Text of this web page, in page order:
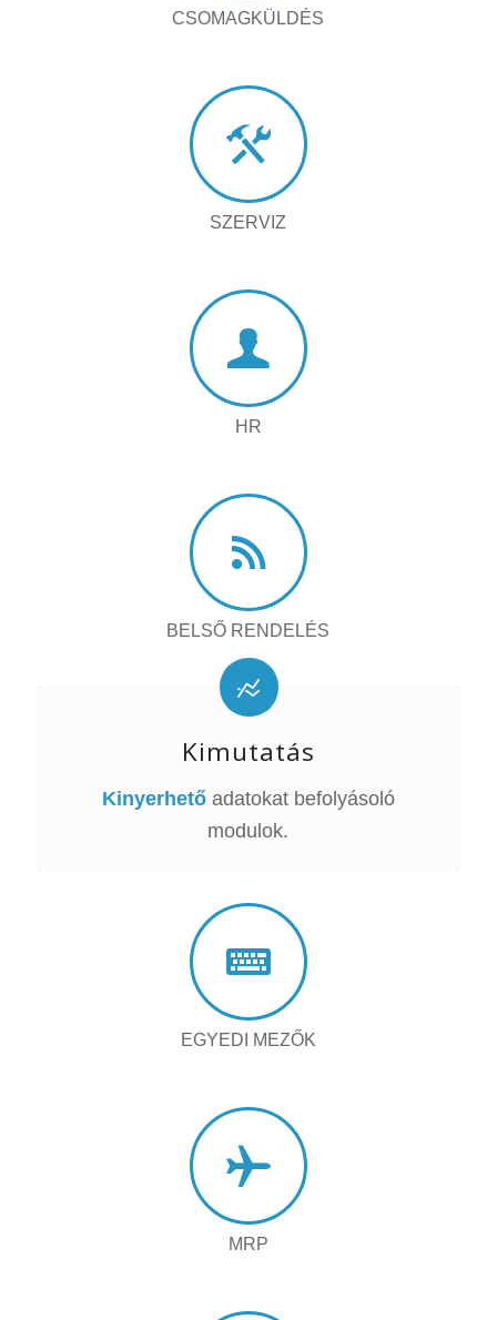
CSOMAGKÜLDÉS
SZERVIZ
HR
BELSŐ RENDELÉS
Kimutatás
Kinyerhető adatokat befolyásoló
modulok.
EGYEDI MEZŐK
MRP